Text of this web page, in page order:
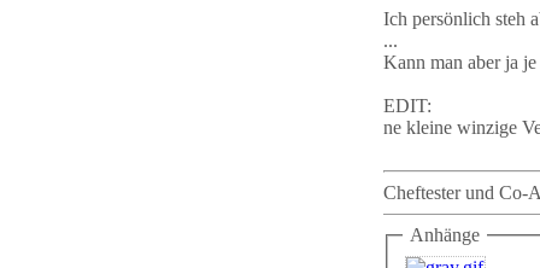
28
30
32
33
35
36
text-decoration
background-
color : #000;
}
Ich persönlich steh
...
Kann man aber ja
EDIT:
ne kleine winzige
Cheftester und Co-
Anhänge